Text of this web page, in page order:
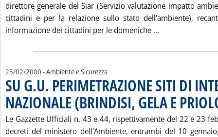
direttore generale del Siar (Servizio valutazione impatto
cittadini e per la relazione sullo stato dell'ambiente),
informazione dei cittadini per le domeniche ...
25/02/2000 - Ambiente e Sicurezza
SU G.U. PERIMETRAZIONE SITI DI
NAZIONALE (BRINDISI, GELA E
Le Gazzette Ufficiali n. 43 e 44, rispettivamente del 22 e 23
decreti del ministero dell'Ambiente, entrambi del 10